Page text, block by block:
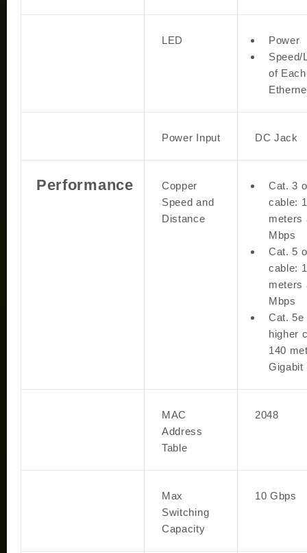
LED
Power
Speed/
of Each
Power Input DC Jack
Performance
Copper
Speed and
Distance
Cat. 3
cable:
meters
Mbps
Cat. 5
cable:
meters
Mbps
Cat. 5e
higher
140
Gigabit
MAC
Address
Table
2048
Max
Switching
Capacity
10 Gbps